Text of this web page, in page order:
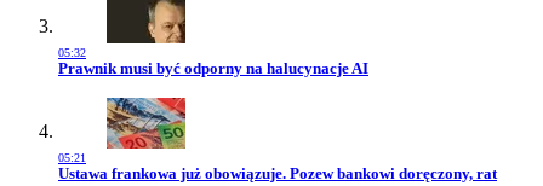
05:32
Przejdź do artykułu:
Prawnik musi być odporny na halucynacje AI
05:21
Przejdź do artykułu:
Ustawa frankowa już obowiązuje. Pozew bankowi doręczony, rat